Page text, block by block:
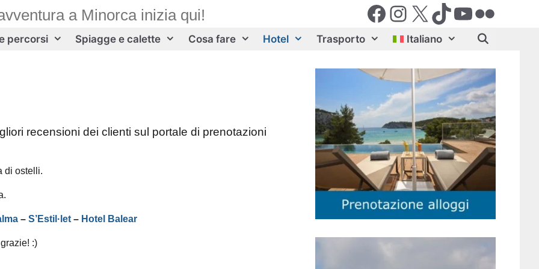
Facebook
Instagram
X (Twiter)
TikTok
YouTube
Flickr
a Minorca inizia qui!
percorsi Spiagge e calette Cosa fare Hotel Trasporto Italiano
recensioni dei clienti sul portale di prenotazioni
di ostelli.
– S’Estil·let – Hotel Balear
:)